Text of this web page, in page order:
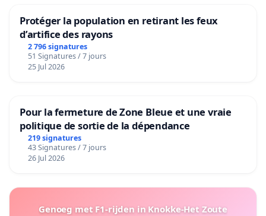
Protéger la population en retirant les feux
d’artifice des rayons
2 796 signatures
51 Signatures / 7 jours
25 Jul 2026
Pour la fermeture de Zone Bleue et une vraie
politique de sortie de la dépendance
219 signatures
43 Signatures / 7 jours
26 Jul 2026
Genoeg met F1-rijden in Knokke-Het Zoute